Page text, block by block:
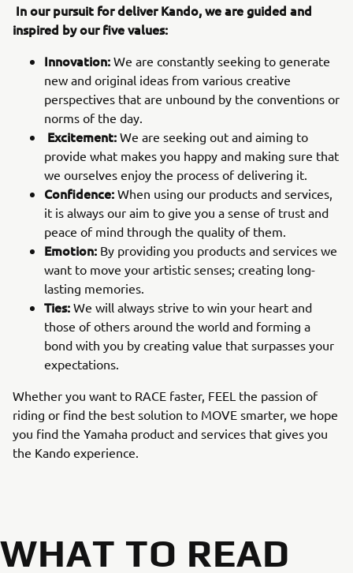
In our pursuit for deliver Kando, we are guided and
inspired by our five values:
Innovation: We are constantly seeking to generate
new and original ideas from various creative
perspectives that are unbound by the conventions or
norms of the day.
Excitement: We are seeking out and aiming to
provide what makes you happy and making sure that
we ourselves enjoy the process of delivering it.
Confidence: When using our products and services,
it is always our aim to give you a sense of trust and
peace of mind through the quality of them.
Emotion: By providing you products and services we
want to move your artistic senses; creating long-
lasting memories.
Ties: We will always strive to win your heart and
those of others around the world and forming a
bond with you by creating value that surpasses your
expectations.
Whether you want to RACE faster, FEEL the passion of
riding or find the best solution to MOVE smarter, we hope
you find the Yamaha product and services that gives you
the Kando experience.
WHAT TO READ